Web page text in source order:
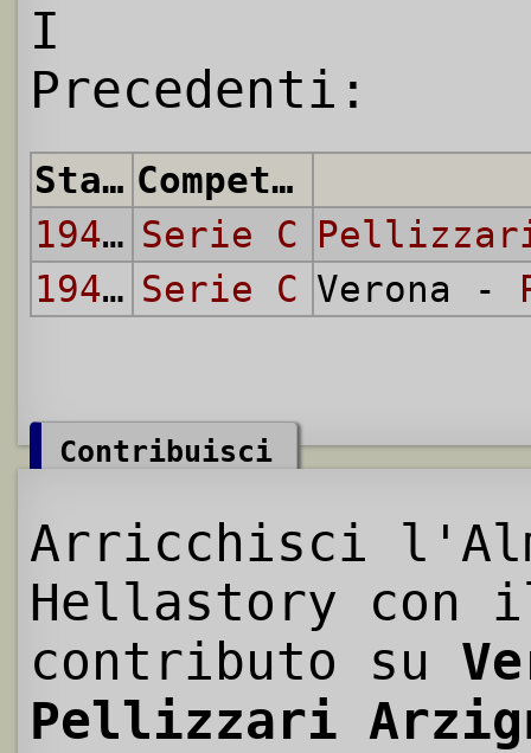
I
Precedenti:
Stagione
Competizione
1942/43 Serie C
1942/43 Serie C Verona -
Contribuisci
Arricchisci
Hellastory con
contributo su
Pellizzari